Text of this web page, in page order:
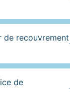
de recouvrement
de